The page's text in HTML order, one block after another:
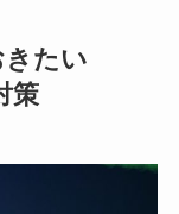
きたい
策